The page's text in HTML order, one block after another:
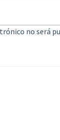
no será